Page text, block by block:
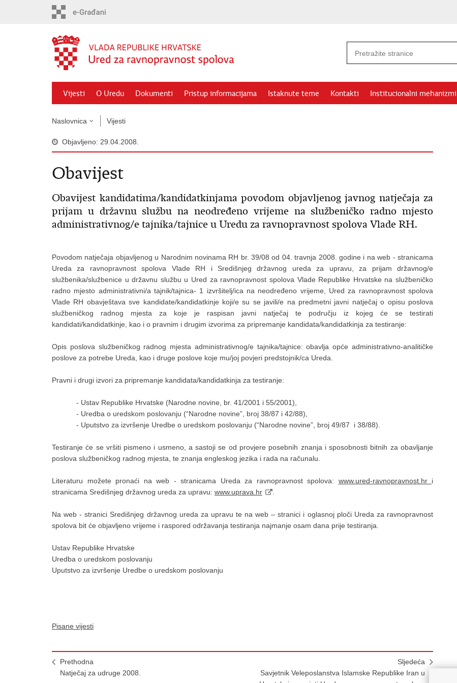
Vijesti O Uredu Dokumenti Pristup informacijama Istaknute teme Kontakti Institucionalni mehanizmi
Naslovnica Vijesti
Objavljeno: 29.04.2008.
Obavijest
Obavijest kandidatima/kandidatkinjama povodom objavljenog javnog natječaja za
prijam u državnu službu na neodređeno vrijeme na službeničko radno mjesto
administrativnog/e tajnika/tajnice u Uredu za ravnopravnost spolova Vlade RH.
Povodom natječaja objavljenog u Narodnim novinama RH br. 39/08 od 04. travnja 2008. godine i na web - stranicama
Ureda za ravnopravnost spolova Vlade RH i Središnjeg državnog ureda za upravu, za prijam državnog/e
službenika/službenice u državnu službu u Ured za ravnopravnost spolova Vlade Republike Hrvatske na službeničko
radno mjesto administrativni/a tajnik/tajnica- 1 izvršitelj/ica na neodređeno vrijeme, Ured za ravnopravnost spolova
Vlade RH obavještava sve kandidate/kandidatkinje koji/e su se javili/e na predmetni javni natječaj o opisu poslova
službeničkog radnog mjesta za koje je raspisan javni natječaj te području iz kojeg će se testirati
kandidati/kandidatkinje, kao i o pravnim i drugim izvorima za pripremanje kandidata/kandidatkinja za testiranje:
Opis poslova službeničkog radnog mjesta administrativnog/e tajnika/tajnice: obavlja opće administrativno-analitičke
poslove za potrebe Ureda, kao i druge poslove koje mu/joj povjeri predstojnik/ca Ureda.
Pravni i drugi izvori za pripremanje kandidata/kandidatkinja za testiranje:
- Ustav Republike Hrvatske (Narodne novine, br. 41/2001 i 55/2001),
- Uredba o uredskom poslovanju (“Narodne novine”, broj 38/87 i 42/88),
- Uputstvo za izvršenje Uredbe o uredskom poslovanju (“Narodne novine”, broj 49/87 i 38/88).
Testiranje će se vršiti pismeno i usmeno, a sastoji se od provjere posebnih znanja i sposobnosti bitnih za obavljanje
poslova službeničkog radnog mjesta, te znanja engleskog jezika i rada na računalu.
Literaturu možete pronaći na web - stranicama Ureda za ravnopravnost spolova: www.ured-ravnopravnost.hr i
stranicama Središnjeg državnog ureda za upravu: www.uprava.hr
Na web - stranici Središnjeg državnog ureda za upravu te na web – stranici i oglasnoj ploči Ureda za ravnopravnost
spolova bit će objavljeno vrijeme i raspored održavanja testiranja najmanje osam dana prije testiranja.
Ustav Republike Hrvatske
Uredba o uredskom poslovanju
Uputstvo za izvršenje Uredbe o uredskom poslovanju
Pisane vijesti
Prethodna
Natječaj za udruge 2008.
Sljedeća
Savjetnik Veleposlanstva Islamske Republike Iran u